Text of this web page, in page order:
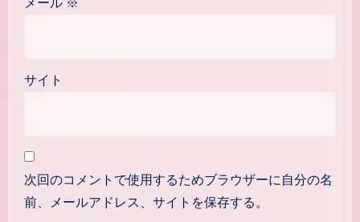
サイト
次回のコメントで使用するためブラウザーに自分の名
前、メールアドレス、サイトを保存する。